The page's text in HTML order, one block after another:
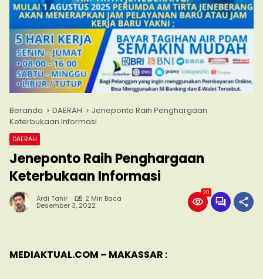
Beranda DAERAH
Jeneponto Raih Penghargaan
Keterbukaan Informasi
DAERAH
Jeneponto Raih Penghargaan
Keterbukaan Informasi
Ardi Tahir 2 Min Baca
Desember 3, 2022
20
MEDIAKTUAL.COM – MAKASSAR :